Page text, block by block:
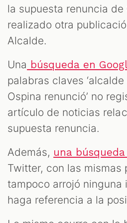
la supuesta renuncia de
realizado otra
Alcalde.
Una búsqueda en
palabras claves
Ospina renunció’ no
artículo de noticias
supuesta renuncia.
Además, una búsqueda
Twitter, con las mismas
tampoco arrojó ninguna
haga referencia a la